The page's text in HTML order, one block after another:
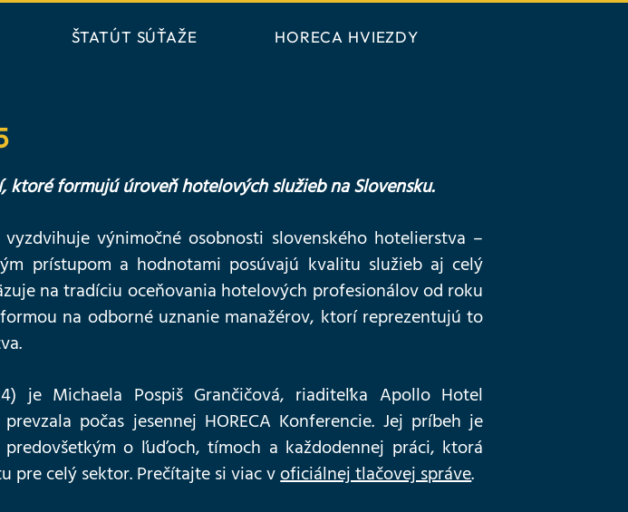
ŠTATÚT SÚŤAŽE HORECA HVIEZDY
ktoré formujú úroveň hotelových služieb na Slovensku.
výnimočné osobnosti slovenského hotelierstva –
prístupom a hodnotami posúvajú kvalitu služieb aj celý
na tradíciu oceňovania hotelových profesionálov od roku
na odborné uznanie manažérov, ktorí reprezentujú to
je Michaela Pospiš Grančičová, riaditeľka Apollo Hotel
počas jesennej HORECA Konferencie. Jej príbeh je
o ľuďoch, tímoch a každodennej práci, ktorá
pre celý sektor. Prečítajte si viac voficiálnej tlačovej správe.